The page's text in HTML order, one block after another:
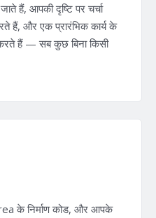
हैं, आपकी दृष्टि पर चर्चा
हैं, और एक प्रारंभिक कार्य के
हैं — सब कुछ बिना किसी
के निर्माण कोड, और आपके